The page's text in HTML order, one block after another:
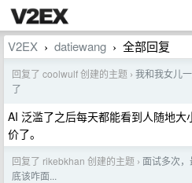
V2EX › datiewang › 全部回复
回复了 coolwulf 创建的主题 › 我和我女儿
了
AI 泛滥了之后每天都能看到人随地
价了。
回复了 rikebkhan 创建的主题 › 面试多次
底该咋面...